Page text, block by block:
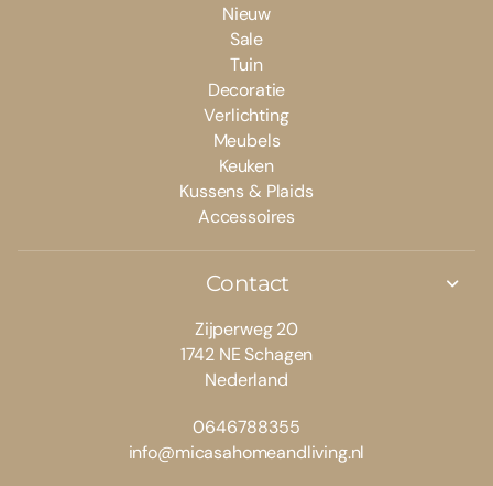
Nieuw
Sale
Tuin
Decoratie
Verlichting
Meubels
Keuken
Kussens & Plaids
Accessoires
Contact
Zijperweg 20
1742 NE Schagen
Nederland
0646788355
info@micasahomeandliving.nl